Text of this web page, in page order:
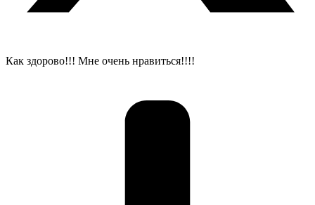
Как здорово!!! Мне очень нравиться!!!!